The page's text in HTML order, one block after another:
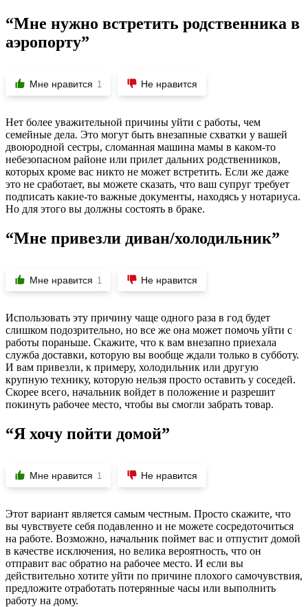
“Мне нужно встретить родственника в
аэропорту”
Мне нравится 1 Не нравится
Нет более уважительной причины уйти с работы, чем
семейные дела. Это могут быть внезапные схватки у вашей
двоюродной сестры, сломанная машина мамы в каком-то
небезопасном районе или прилет дальних родственников,
которых кроме вас никто не может встретить. Если же даже
это не сработает, вы можете сказать, что ваш супруг требует
подписать какие-то важные документы, находясь у нотариуса.
Но для этого вы должны состоять в браке.
“Мне привезли диван/холодильник”
Мне нравится 1 Не нравится
Использовать эту причину чаще одного раза в год будет
слишком подозрительно, но все же она может помочь уйти с
работы пораньше. Скажите, что к вам внезапно приехала
служба доставки, которую вы вообще ждали только в субботу.
И вам привезли, к примеру, холодильник или другую
крупную технику, которую нельзя просто оставить у соседей.
Скорее всего, начальник войдет в положение и разрешит
покинуть рабочее место, чтобы вы смогли забрать товар.
“Я хочу пойти домой”
Мне нравится 1 Не нравится
Этот вариант является самым честным. Просто скажите, что
вы чувствуете себя подавленно и не можете сосредоточиться
на работе. Возможно, начальник поймет вас и отпустит домой
в качестве исключения, но велика вероятность, что он
отправит вас обратно на рабочее место. И если вы
действительно хотите уйти по причине плохого самочувствия,
предложите отработать потерянные часы или выполнить
работу на дому.